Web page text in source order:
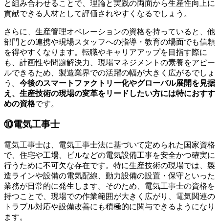
と組み合わせることで、理論と実践の両面から生産性向上に
貢献できる人材として評価されやすくなるでしょう。
さらに、生産管理オペレーションの資格を持っていると、他
部門との連携や現場スタッフへの指導・教育の場面でも信頼
を得やすくなります。転職やキャリアアップを目指す際に
も、計画性や問題解決力、現場マネジメントの素養をアピー
ルできるため、製造業界での活躍の幅が大きく広がるでしょ
う。 今後のスマートファクトリー化やグローバル展開を見据
え、生産技術の現場の変革をリードしたい方には特におすす
めの資格です。
⑩電気工事士
電気工事士は、電気工事士法に基づいて定められた国家資格
で、住宅や工場、ビルなどの電気設備工事を安全かつ確実に
行うために不可欠な存在です。特に生産技術の現場では、製
造ラインや設備の電気配線、動力設備の設置・保守といった
業務が日常的に発生します。そのため、電気工事士の資格を
持つことで、現場での作業範囲が大きく広がり、電気関連の
トラブル対応や設備改善にも積極的に関与できるようになり
ます。